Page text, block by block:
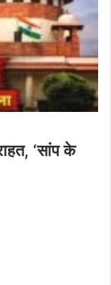
‘सांप के